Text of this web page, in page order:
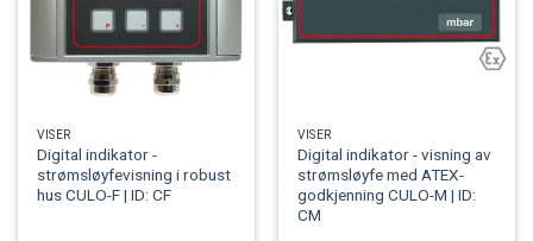
VISER
Digital indikator -
strømsløyfevisning i robust
hus CULO-F | ID: CF
VISER
Digital indikator - visning av
strømsløyfe med ATEX-
godkjenning CULO-M | ID:
CM